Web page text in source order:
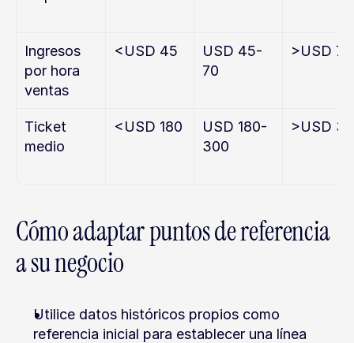
Ingresos
por hora
ventas
<USD 45
USD 45-
70
>USD 70
Ticket
medio
<USD 180
USD 180-
300
>USD
Cómo adaptar puntos de referencia
a su negocio
Utilice datos históricos propios como
referencia inicial para establecer una línea